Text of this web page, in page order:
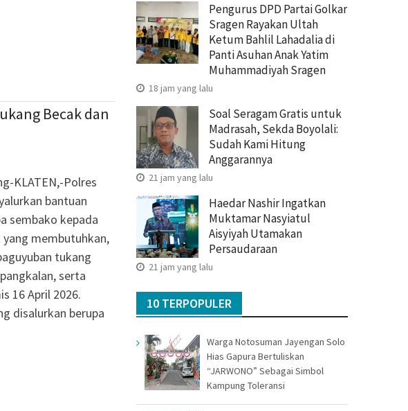
Becak dan
KLATEN,-Polres
bantuan
sembako kepada
membutuhkan,
tukang
serta
16 April 2026.
disalurkan berupa
Pengurus DPD Partai Golkar
Sragen Rayakan Ultah
Ketum Bahlil Lahadalia di
Panti Asuhan Anak Yatim
Muhammadiyah Sragen
18 jam yang lalu
Soal Seragam Gratis untuk
Madrasah, Sekda Boyolali:
Sudah Kami Hitung
Anggarannya
21 jam yang lalu
Haedar Nashir Ingatkan
Muktamar Nasyiatul
Aisyiyah Utamakan
Persaudaraan
21 jam yang lalu
10 TERPOPULER
Warga Notosuman Jayengan Solo
Hias Gapura Bertuliskan
“JARWONO” Sebagai Simbol
Kampung Toleransi